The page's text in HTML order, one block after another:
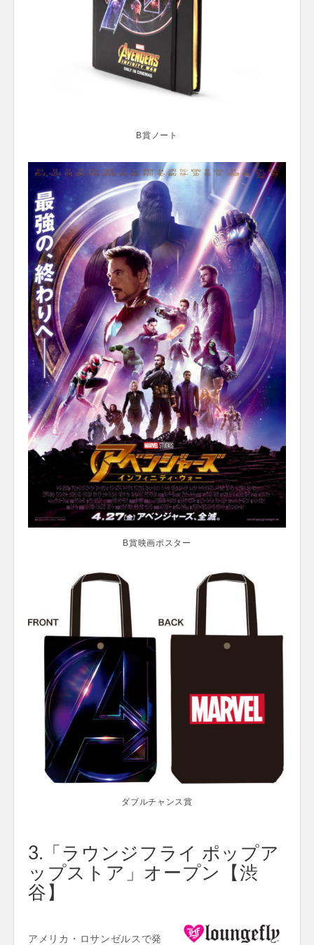
B賞ノート
B賞映画ポスター
ダブルチャンス賞
3.「ラウンジフライ ポップア
ップストア」オープン【渋
谷】
アメリカ・ロサンゼルスで発